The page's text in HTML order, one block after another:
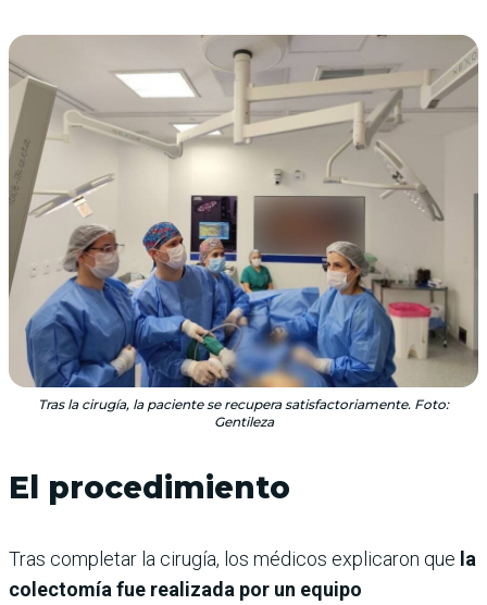
Tras la cirugía, la paciente se recupera satisfactoriamente. Foto:
Gentileza
El procedimiento
Tras completar la cirugía, los médicos explicaron que la
colectomía fue realizada por un equipo